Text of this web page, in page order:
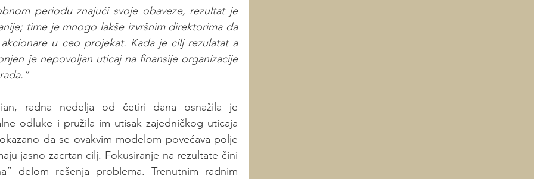
periodu znajući svoje obaveze, rezultat je
time je mnogo lakše izvršnim direktorima da
u ceo projekat. Kada je cilj rezulatat a
je nepovoljan uticaj na finansije organizacije
radna nedelja od četiri dana osnažila je
odluke i pružila im utisak zajedničkog uticaja
da se ovakvim modelom povećava polje
jasno zacrtan cilj. Fokusiranje na rezultate čini
delom rešenja problema. Trenutnim radnim